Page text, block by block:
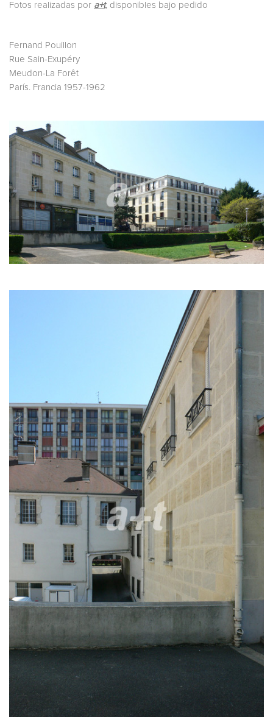
Fotos realizadas por a+t, disponibles bajo pedido
Fernand Pouillon
Rue Sain-Exupéry
Meudon-La Forêt
París. Francia 1957-1962